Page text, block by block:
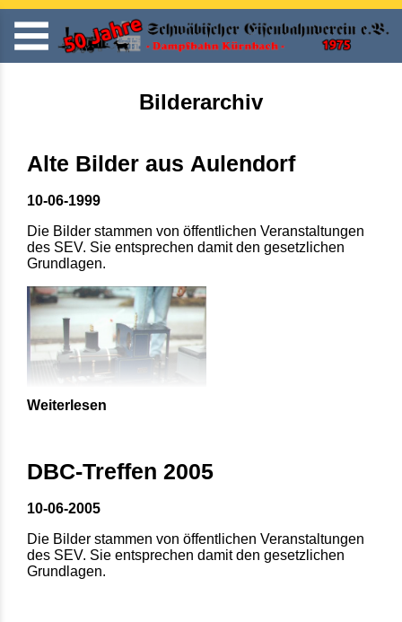
Bilderarchiv
Alte Bilder aus Aulendorf
10-06-1999
Die Bilder stammen von öffentlichen Veranstaltungen
des SEV. Sie entsprechen damit den gesetzlichen
Grundlagen.
Weiterlesen
DBC-Treffen 2005
10-06-2005
Die Bilder stammen von öffentlichen Veranstaltungen
des SEV. Sie entsprechen damit den gesetzlichen
Grundlagen.